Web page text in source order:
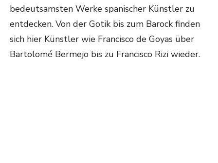
bedeutsamsten Werke spanischer Künstler zu
entdecken. Von der Gotik bis zum Barock finden
sich hier Künstler wie Francisco de Goyas über
Bartolomé Bermejo bis zu Francisco Rizi wieder.